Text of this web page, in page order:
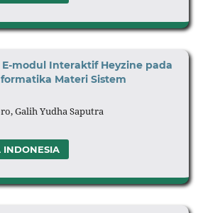
modul Interaktif Heyzine pada
Materi Sistem
Galih Yudha Saputra
INDONESIA